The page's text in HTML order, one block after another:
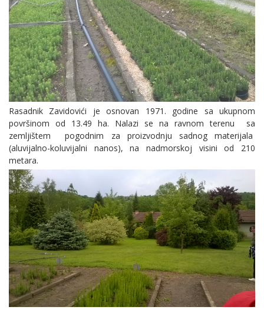
Rasadnik Zavidovići je osnovan 1971. godine sa ukupnom
površinom od 13.49 ha. Nalazi se na ravnom terenu sa
zemljištem pogodnim za proizvodnju sadnog materijala
(aluvijalno-koluvijalni nanos), na nadmorskoj visini od 210
metara.